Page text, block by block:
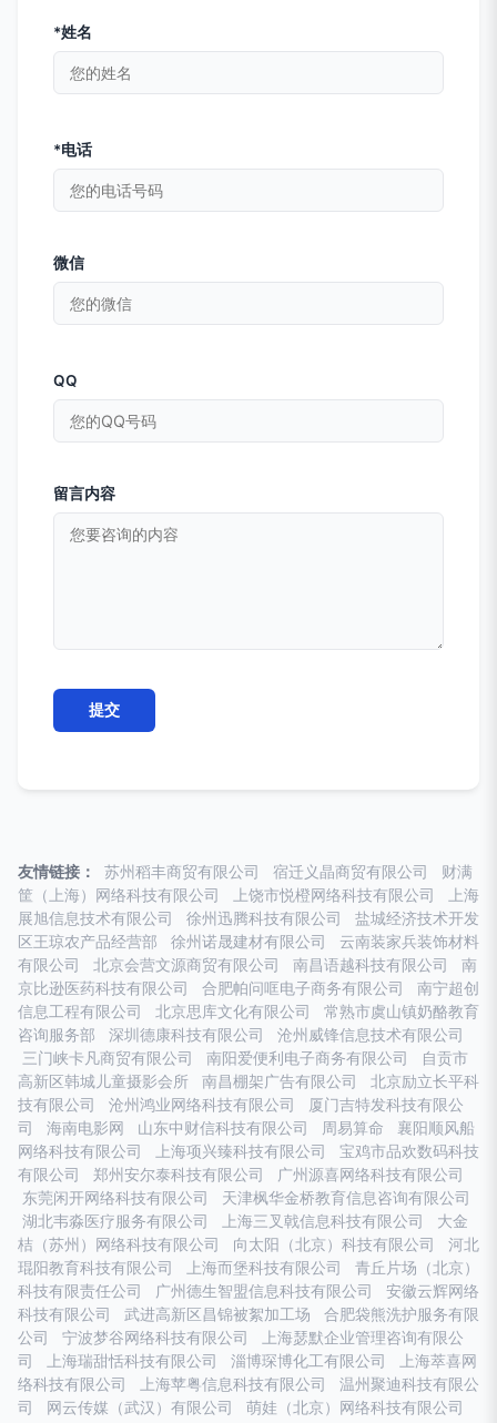
*姓名
*电话
微信
QQ
留言内容
友情链接： 苏州稻丰商贸有限公司 宿迁义晶商贸有限公司
财满
筐（上海）网络科技有限公司
上饶市悦橙网络科技有限公司
上海
展旭信息技术有限公司
徐州迅腾科技有限公司
盐城经济技术开发
区王琼农产品经营部
徐州诺晟建材有限公司
云南装家兵装饰材料
有限公司
北京会营文源商贸有限公司 南昌语越科技有限公司
南
京比逊医药科技有限公司
合肥帕问哐电子商务有限公司
南宁超创
信息工程有限公司
北京思库文化有限公司
常熟市虞山镇奶酪教育
咨询服务部
深圳德康科技有限公司
沧州威锋信息技术有限公司
三门峡卡凡商贸有限公司
南阳爱便利电子商务有限公司
自贡市
高新区韩城儿童摄影会所
南昌棚架广告有限公司
北京励立长平科
技有限公司
沧州鸿业网络科技有限公司
厦门吉特发科技有限公
司
海南电影网 山东中财信科技有限公司 周易算命
襄阳顺风船
网络科技有限公司
上海项兴臻科技有限公司
宝鸡市品欢数码科技
有限公司
郑州安尔泰科技有限公司
广州源喜网络科技有限公司
东莞闲开网络科技有限公司
天津枫华金桥教育信息咨询有限公司
湖北韦淼医疗服务有限公司
上海三叉戟信息科技有限公司
大金
桔（苏州）网络科技有限公司
向太阳（北京）科技有限公司
河北
琨阳教育科技有限公司
上海而堡科技有限公司
青丘片场（北京）
科技有限责任公司
广州德生智盟信息科技有限公司
安徽云辉网络
科技有限公司
武进高新区昌锦被絮加工场
合肥袋熊洗护服务有限
公司
宁波梦谷网络科技有限公司
上海瑟默企业管理咨询有限公
司
上海瑞甜恬科技有限公司 淄博琛博化工有限公司
上海萃喜网
络科技有限公司
上海苹粤信息科技有限公司
温州聚迪科技有限公
司
网云传媒（武汉）有限公司
萌娃（北京）网络科技有限公司